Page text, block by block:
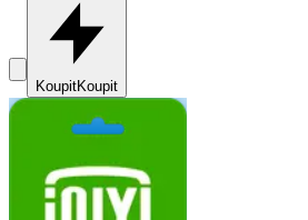
KoupitKoupit